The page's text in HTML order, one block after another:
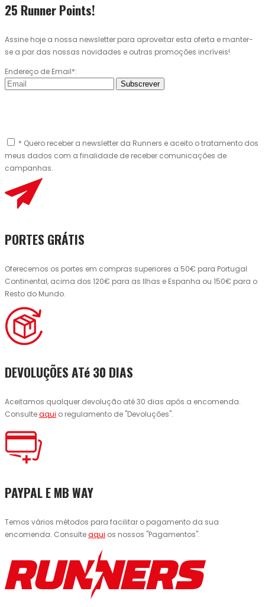
25 Runner Points!
Assine hoje a nossa newsletter para aproveitar esta oferta e manter-
se a par das nossas novidades e outras promoções incríveis!
Endereço de Email*:
Subscrever
* Quero receber a newsletter da Runners e aceito o tratamento dos
meus dados com a finalidade de receber comunicações de
campanhas.
PORTES GRÁTIS
Oferecemos os portes em compras superiores a 50€ para Portugal
Continental, acima dos 120€ para as Ilhas e Espanha ou 150€ para o
Resto do Mundo.
DEVOLUÇÕES ATé 30 DIAS
Aceitamos qualquer devolução até 30 dias após a encomenda.
Consulteaqui o regulamento de "Devoluções".
PAYPAL E MB WAY
Temos vários métodos para facilitar o pagamento da sua
encomenda. Consulteaqui os nossos "Pagamentos".